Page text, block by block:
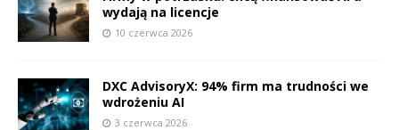
wydają na licencje
10 czerwca 2026
DXC AdvisoryX: 94% firm ma trudności we
wdrożeniu AI
3 czerwca 2026